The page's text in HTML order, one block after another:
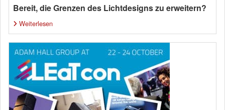
Bereit, die Grenzen des Lichtdesigns zu erweitern?
Weiterlesen